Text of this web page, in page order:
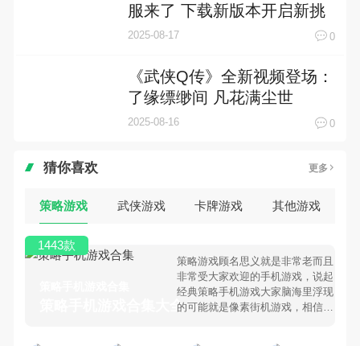
服来了 下载新版本开启新挑
战
2025-08-17 0
《武侠Q传》全新视频登场：
了缘缥缈间 凡花满尘世
2025-08-16 0
猜你喜欢 更多
策略游戏 武侠游戏 卡牌游戏 其他游戏
策略手机游戏合集大全 >
策略游戏顾名思义就是非常老而且
非常受大家欢迎的手机游戏，说起
经典策略手机游戏大家脑海里浮现
的可能就是像素街机游戏，相信很
1443款